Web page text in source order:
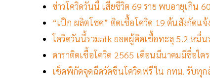
ข่าวโควิดวันนี้ เสียชีวิต 69 ราย พบอายุเกิน
“เป๊ก ผลิตโชค” ติดเชื้อโควิด 19 ต้นสังกัดแ
โควิดวันนี้รวมatk ยอดผู้ติดเชื้อทะลุ 5.2 หมื่
ดาราติดเชื้อโควิด 2565 เดือนมีนาคมมีชื่อใคร
เช็คพิกัดจุดฉีดวัคซีนโควิดฟรี ใน กทม. รับทุ